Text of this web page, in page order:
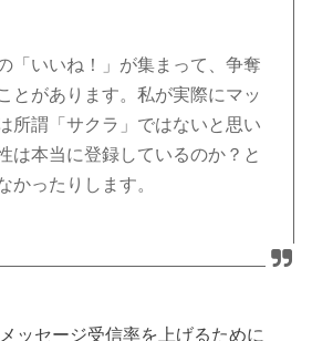
「いいね！」が集まって、争奪
とがあります。私が実際にマッ
所謂「サクラ」ではないと思い
は本当に登録しているのか？と
かったりします。
ッセージ受信率を上げるために